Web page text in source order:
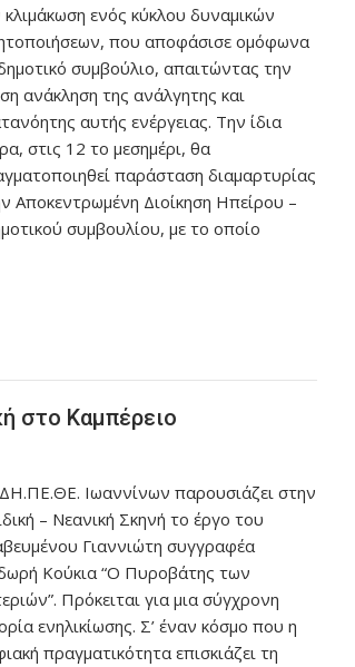
κλιμάκωση ενός κύκλου δυναμικών
που αποφάσισε ομόφωνα
συμβούλιο, απαιτώντας την
ανάκληση της ανάλγητης και
αυτής ενέργειας. Την ίδια
στις 12 το μεσημέρι, θα
παράσταση διαμαρτυρίας
Αποκεντρωμένη Διοίκηση Ηπείρου –
συμβουλίου, με το οποίο
στο Καμπέρειο
Ιωαννίνων παρουσιάζει στην
– Νεανική Σκηνή το έργο του
Γιαννιώτη συγγραφέα
Κούκια “Ο Πυροβάτης των
Πρόκειται για μια σύγχρονη
ενηλικίωσης. Σ’ έναν κόσμο που η
πραγματικότητα επισκιάζει τη